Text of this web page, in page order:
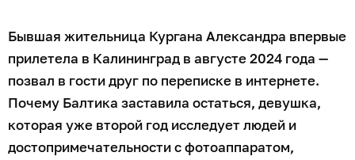
Бывшая жительница Кургана Александра впервые
прилетела в Калининград в августе 2024 года —
позвал в гости друг по переписке в интернете.
Почему Балтика заставила остаться, девушка,
которая уже второй год исследует людей и
достопримечательности с фотоаппаратом,